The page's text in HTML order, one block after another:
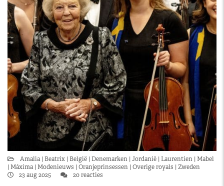
Amalia Beatrix België Denemarken Jordanië Laurentien Mabel
Máxima Modenieuws Oranjeprinsessen Overige royals
Zweden
23 aug 2025
20 reacties